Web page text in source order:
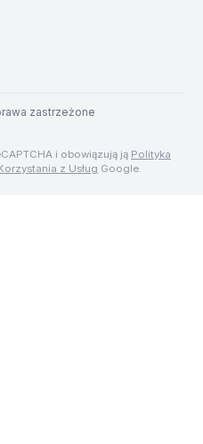
zastrzeżone
i obowiązują ją Polityka
z Usług Google.